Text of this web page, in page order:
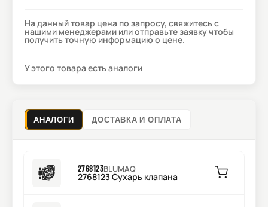
На данный товар цена по запросу, свяжитесь с
нашими менеджерами или отправьте заявку чтобы
получить точную информацию о цене.
У этого товара есть аналоги
АНАЛОГИ ДОСТАВКА И ОПЛАТА
2768123BLUMAQ
2768123 Сухарь клапана